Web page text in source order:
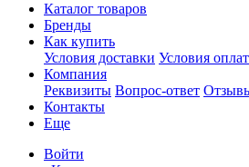
Каталог товаров
Бренды
Как купить
Условия доставки Условия
Компания
Реквизиты Вопрос-ответ
Контакты
Еще
Войти